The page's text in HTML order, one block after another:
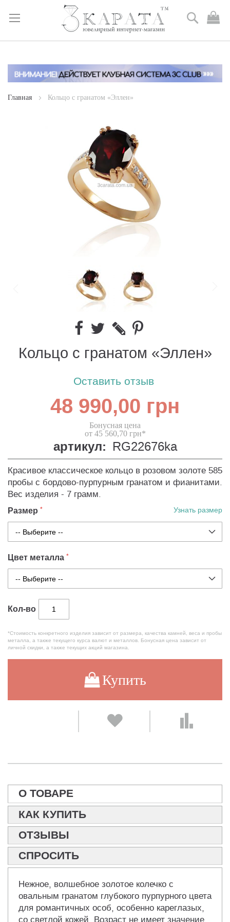
Skip
Content
Поиск
Главная Кольцо с гранатом «Эллен»
Кольцо с гранатом «Эллен»
Оставить отзыв
48 990,00 грн
Бонусная цена
от 45 560,70 грн*
артикул: RG22676ka
Красивое классическое кольцо в розовом золоте 585
пробы с бордово-пурпурным гранатом и фианитами.
Вес изделия - 7 грамм.
Размер Узнать размер
Цвет металла
Кол-во
*Стоимость конкретного изделия зависит от размера, качества камней, веса и пробы
металла, а также текущего курса валют и металлов. Бонусная цена зависит от
личной скидки, а также текущих акций магазина.
Купить
О ТОВАРЕ
КАК КУПИТЬ
ОТЗЫВЫ
СПРОСИТЬ
Нежное, волшебное золотое колечко с
овальным гранатом глубокого пурпурного цвета
для романтичных особ, особенно кареглазых,
со светлой кожей. Возраст не имеет значение,